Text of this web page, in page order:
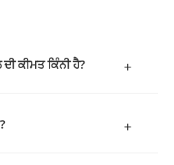
ਕੀਮਤ ਕਿੰਨੀ ਹੈ? +
+